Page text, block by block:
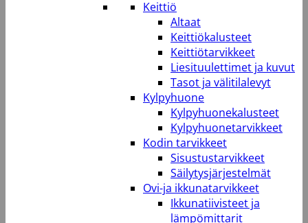
Keittiö
Altaat
Keittiökalusteet
Keittiötarvikkeet
Liesituulettimet ja kuvut
Tasot ja välitilalevyt
Kylpyhuone
Kylpyhuonekalusteet
Kylpyhuonetarvikkeet
Kodin tarvikkeet
Sisustustarvikkeet
Säilytysjärjestelmät
Ovi-ja ikkunatarvikkeet
Ikkunatiivisteet ja
lämpömittarit